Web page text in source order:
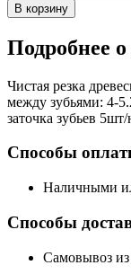
В корзину
Подробнее
Чистая резка
между зубьями: 4-
заточка зубьев
Способы
Наличными
Способы
Самовывоз